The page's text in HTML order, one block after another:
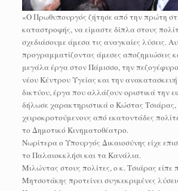
«Ο Πρωθυπουργός ζήτησε από την πρώτη
καταστροφής, να είμαστε δίπλα στους
σχεδιάσουμε άμεσα τις αναγκαίες λύσεις.
προγραμματίζοντας άμεσες αποζημιώσεις
μεγάλα έργα στον Πάμισσο, την
νέου Κέντρου Υγείας και την
δικτύου, έργα που αλλάζουν οριστικά την
δήλωσε χαρακτηριστικά ο Κώστας Τσιάρας,
χειροκροτούμενους από εκατοντάδες
το Δημοτικό Κινηματοθέατρο.
Νωρίτερα ο Υπουργός Δικαιοσύνης είχε
το Παλαιοκκλήσι και τα Κανάλια.
Μιλώντας στους πολίτες, ο κ. Τσιάρας είπε
Μητσοτάκης προτείνει συγκεκριμένες